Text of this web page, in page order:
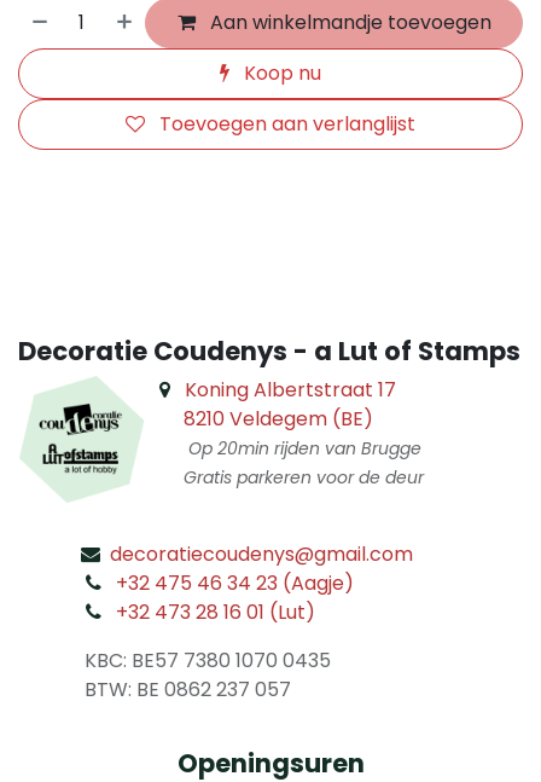
Aan winkelmandje toevoegen
Koop nu
Toevoegen aan verlanglijst
Decoratie Coudenys - a Lut of Stamps
Koning Albertstraat 17
8210 Veldegem (BE)
Op 20min rijden van Brugge
Gratis parkeren voor de deur
decoratiecoudenys@gmail.com
+32 475 46 34 23 (Aagje)
+32 473 28 16 01 (Lut)
KBC: BE57 7380 1070 0435
​ BTW: BE 0862 237 057
Openingsuren